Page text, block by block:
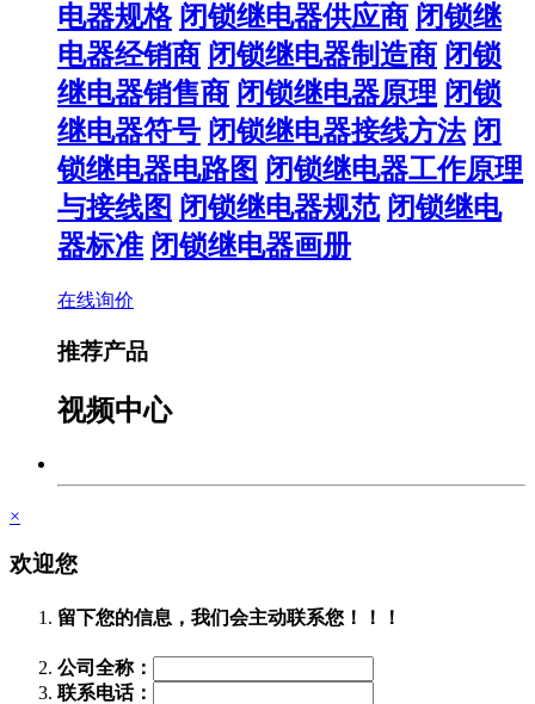
电器规格 闭锁继电器供应商 闭锁继
电器经销商 闭锁继电器制造商 闭锁
继电器销售商 闭锁继电器原理 闭锁
继电器符号 闭锁继电器接线方法 闭
锁继电器电路图 闭锁继电器工作原理
与接线图 闭锁继电器规范 闭锁继电
器标准 闭锁继电器画册
在线询价
推荐产品
视频中心
×
欢迎您
留下您的信息，我们会主动联系您！！！
公司全称：
联系电话：